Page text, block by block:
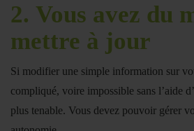
2. Vous avez du
mettre à jour
Si modifier une simple information sur
compliqué, voire impossible sans l’aide
plus tenable. Vous devez pouvoir gérer